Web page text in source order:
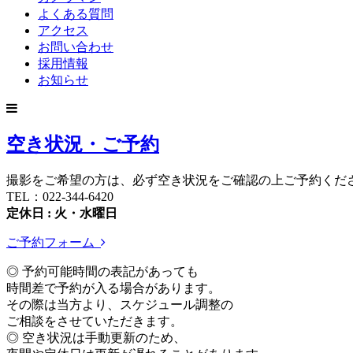
よくある質問
アクセス
お問い合わせ
採用情報
お知らせ
空き状況・ご予約
撮影をご希望の方は、必ず空き状況をご確認の上ご予約くだ
TEL：022-344-6420
定休日 : 火・水曜日
ご予約フォーム
◎ 予約可能時間の表記があっても
時間差で予約が入る場合があります。
その際は当方より、スケジュール調整の
ご相談をさせていただきます。
◎ 空き状況は手動更新のため、